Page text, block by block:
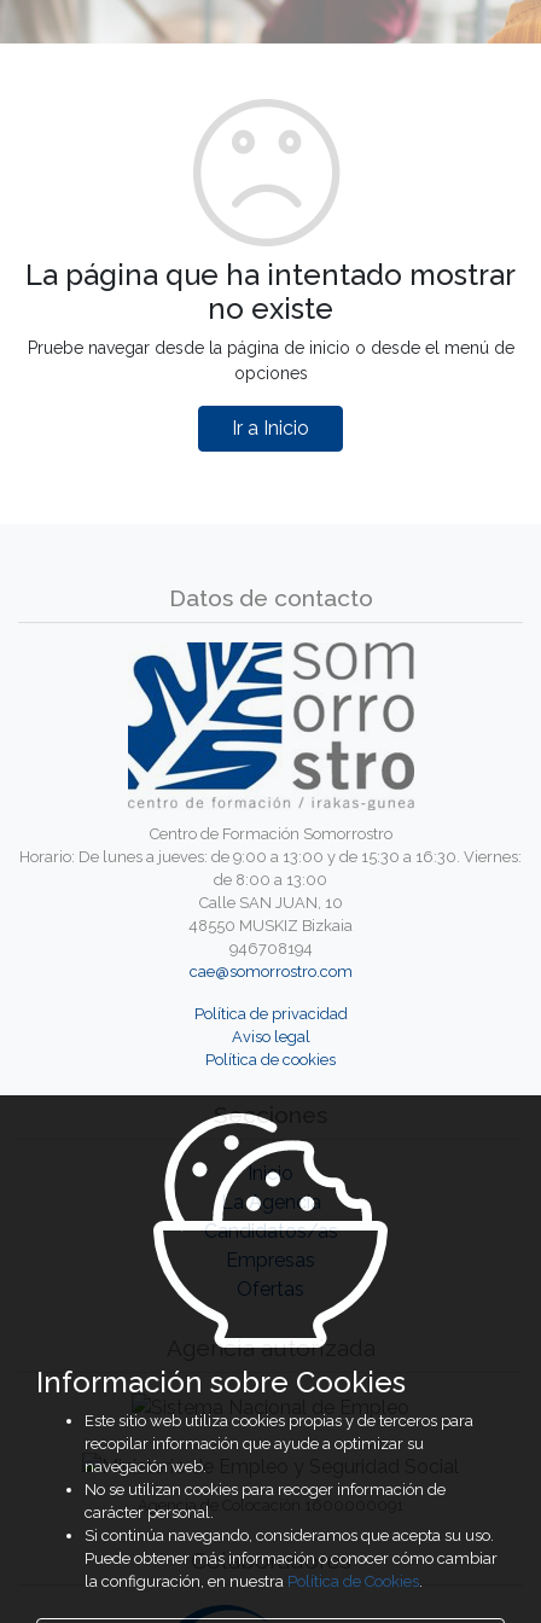
La página que ha intentado mostrar
no existe
Pruebe navegar desde la página de inicio o desde el menú de
opciones
Ir a Inicio
Datos de contacto
Centro de Formación Somorrostro
Horario: De lunes a jueves: de 9:00 a 13:00 y de 15:30 a 16:30. Viernes:
de 8:00 a 13:00
Calle SAN JUAN, 10
48550 MUSKIZ Bizkaia
946708194
cae@somorrostro.com
Política de privacidad
Aviso legal
Política de cookies
Secciones
Inicio
La Agencia
Candidatos/as
Empresas
Ofertas
Agencia autorizada
Agencia de Colocación 1600000091
Colaboradores
Información sobre Cookies
Este sitio web utiliza cookies propias y de terceros para
recopilar información que ayude a optimizar su
navegación web.
No se utilizan cookies para recoger información de
carácter personal.
Si continúa navegando, consideramos que acepta su uso.
Puede obtener más información o conocer cómo cambiar
la configuración, en nuestra Política de Cookies.